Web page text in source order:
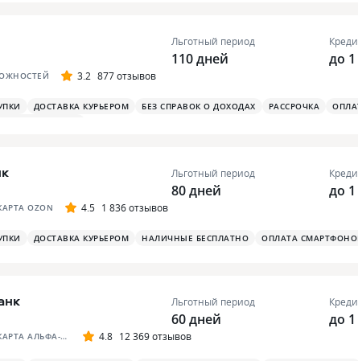
3.2 877 отзывов
Льготный период
110 дней до
ДОСТАВКА КУРЬЕРОМ БЕЗ СПРАВОК О ДОХОДАХ РАССРОЧКА
OZON 4.5 1 836 отзывов
Льготный период
80 дней до
ДОСТАВКА КУРЬЕРОМ НАЛИЧНЫЕ БЕСПЛАТНО ОПЛАТА
КРЕДИТНАЯ КАРТА АЛЬФА-БАНКА 4.8 12 369 отзывов
Льготный период
60 дней до